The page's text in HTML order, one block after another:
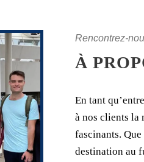
Rencontrez-
À
En tant
à nos clients la
fascinants.
destination au